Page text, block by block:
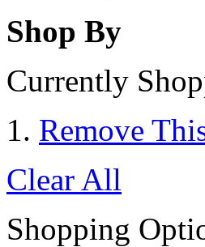
Shop By
Currently
Remove
Clear All
Shopping